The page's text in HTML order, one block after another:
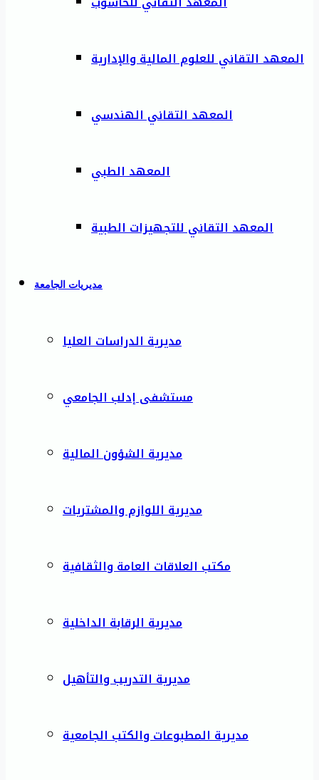
المعهد التقاني للعلوم المالية والإدارية
المعهد التقاني الهندسي
المعهد الطبي
المعهد التقاني للتجهيزات الطبية
مديريات الجامعة
مديرية الدراسات العليا
مستشفى إدلب الجامعي
مديرية الشؤون المالية
مديرية اللوازم والمشتريات
مكتب العلاقات العامة والثقافية
مديرية الرقابة الداخلية
مديرية التدريب والتأهيل
مديرية المطبوعات والكتب الجامعية